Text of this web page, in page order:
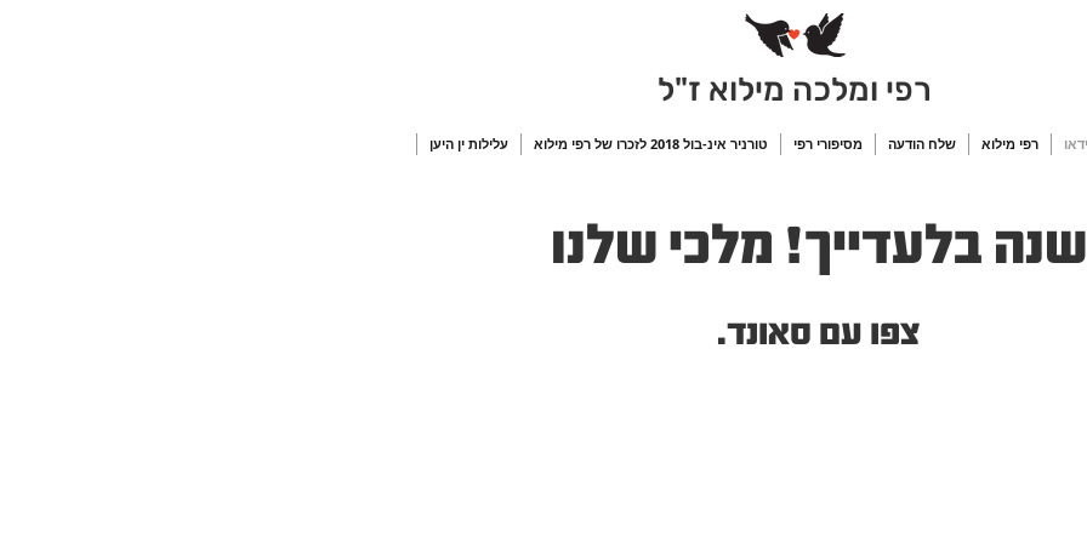
רפי ומלכה מילוא ז"ל
רפי מילוא שלח הודעה מסיפורי רפי טורניר אינ-בול 2018 לזכרו של רפי מילוא עלילות ין היען
שנה בלעדייך! מלכי שלנו
צפו עם סאונד.